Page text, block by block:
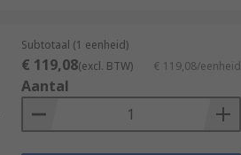
Subtotaal (1 eenheid)
€ 119,08(excl. BTW) € 119,08/eenheid
Aantal